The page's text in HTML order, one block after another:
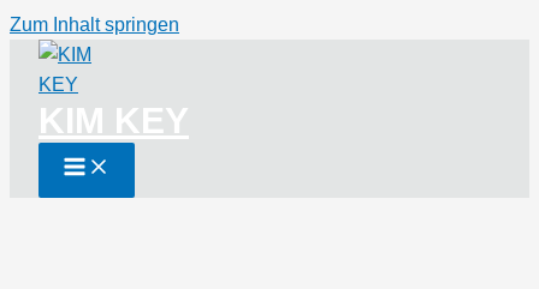
Zum Inhalt springen
KIM KEY